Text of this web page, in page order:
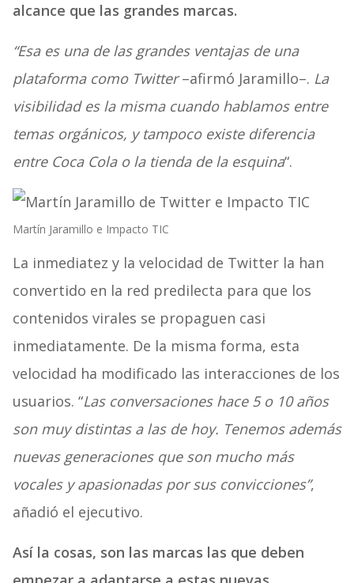
alcance que las grandes marcas.
“Esa es una de las grandes ventajas de una
plataforma como Twitter–afirmó Jaramillo–. La
visibilidad es la misma cuando hablamos entre
temas orgánicos, y tampoco existe diferencia
entre Coca Cola o la tienda de la esquina“.
Martín Jaramillo e Impacto TIC
La inmediatez y la velocidad de Twitter la han
convertido en la red predilecta para que los
contenidos virales se propaguen casi
inmediatamente. De la misma forma, esta
velocidad ha modificado las interacciones de los
usuarios. “Las conversaciones hace 5 o 10 años
son muy distintas a las de hoy. Tenemos además
nuevas generaciones que son mucho más
vocales y apasionadas por sus convicciones”,
añadió el ejecutivo.
Así la cosas, son las marcas las que deben